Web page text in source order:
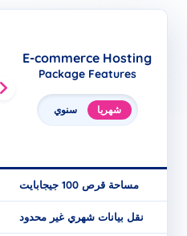
E-commerce Hosting
Package Features
شهريا سنوي
التجارة الإلكترونية ١
41.32AED
/ شهريا
مساحة قرص 100 جيجابايت
نقل بيانات شهري غير محدود
-